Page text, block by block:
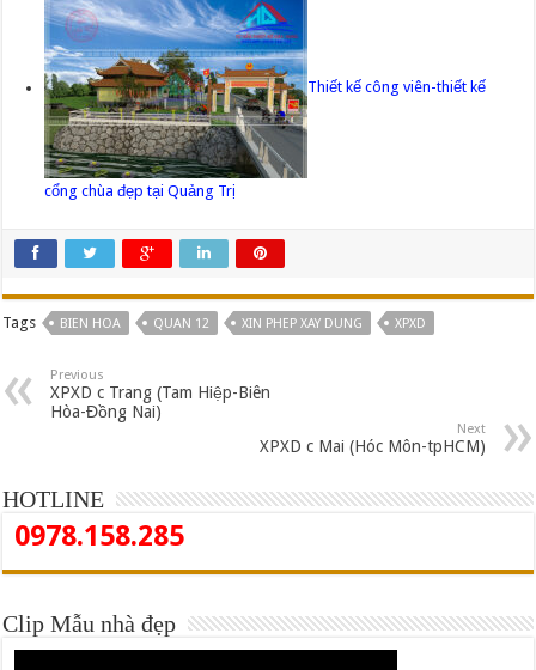
Thiết kế công viên-thiết kế
cổng chùa đẹp tại Quảng Trị
Tags BIEN HOA QUAN 12 XIN PHEP XAY DUNG XPXD
Previous
XPXD c Trang (Tam Hiệp-Biên
Hòa-Đồng Nai)
Next
XPXD c Mai (Hóc Môn-tpHCM)
HOTLINE
0978.158.285
Clip Mẫu nhà đẹp